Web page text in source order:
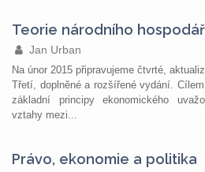
Teorie národního
Jan Urban
Na únor 2015 připravujeme čtvrté,
Třetí, doplněné a rozšířené vydání.
základní principy ekonomického
vztahy mezi...
Právo, ekonomie a politika